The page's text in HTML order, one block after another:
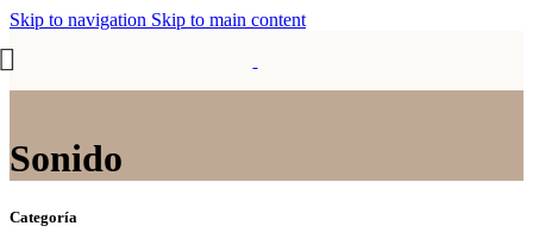
Skip to navigation Skip to main content
Sonido
Categoría